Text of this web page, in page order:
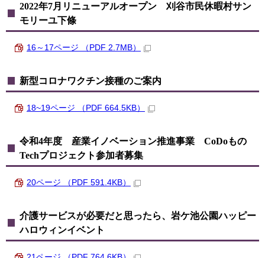
2022年7月リニューアルオープン 刈谷市民休暇村サン
モリーユ下條
16～17ページ （PDF 2.7MB）
新型コロナワクチン接種のご案内
18~19ページ （PDF 664.5KB）
令和4年度 産業イノベーション推進事業 CoDoもの
Techプロジェクト参加者募集
20ページ （PDF 591.4KB）
介護サービスが必要だと思ったら、岩ケ池公園ハッピー
ハロウィンイベント